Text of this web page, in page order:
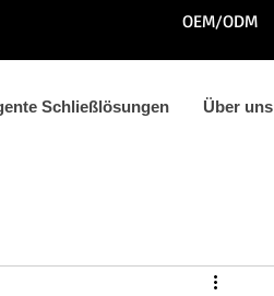
OEM/ODM
Schließlösungen Über uns